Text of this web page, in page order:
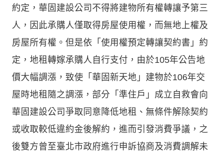
約定，華固建設公司不得將建物所有權轉讓予第三
人，因此承購人僅取得房屋使用權，而無地上權及
房屋所有權。但是依「使用權預定轉讓契約書」約
定，地租轉嫁承購人自行支付，由於105年公告地
價大幅調漲，致使「華固新天地」建物於106年交
屋時地租隨之調漲，部分「準住戶」成立自救會向
華固建設公司爭取同意降低地租、無條件解除契約
或收取較低違約金後解約，進而引發消費爭議，之
後雙方曾至臺北市政府進行申訴協商及消費調解未